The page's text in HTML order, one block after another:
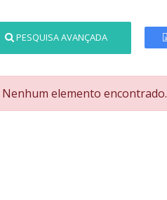
PESQUISA AVANÇADA
Nenhum elemento encontrado.